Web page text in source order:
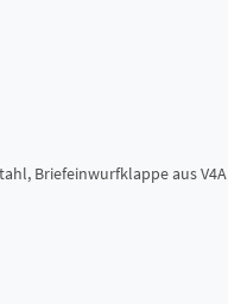
Briefeinwurfklappe aus V4A